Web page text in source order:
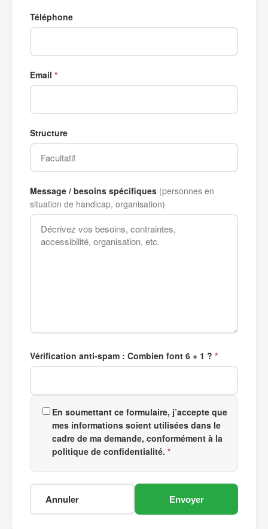
Téléphone
Email
Structure
Message / besoins spécifiques (personnes en
situation de handicap, organisation)
Vérification anti-spam : Combien font 6 + 1 ?
En soumettant ce formulaire, j’accepte que
mes informations soient utilisées dans le
cadre de ma demande, conformément à la
politique de confidentialité.
Annuler Envoyer